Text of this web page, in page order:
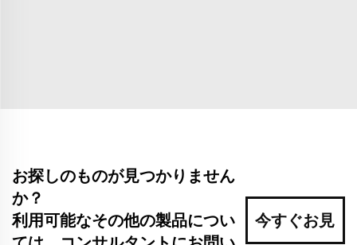
お探しのものが見つかりません
か？
利用可能なその他の製品につい
今すぐお見